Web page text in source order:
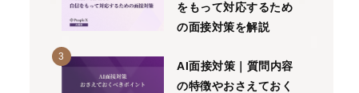
をもって対応するため
の面接対策を解説
AI面接対策｜質問内容
の特徴やおさえておく